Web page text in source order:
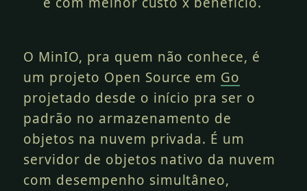
O MinIO, pra quem não conhece, é
um projeto Open Source em Go
projetado desde o início pra ser o
padrão no armazenamento de
objetos na nuvem privada. É um
servidor de objetos nativo da nuvem
com desempenho simultâneo,